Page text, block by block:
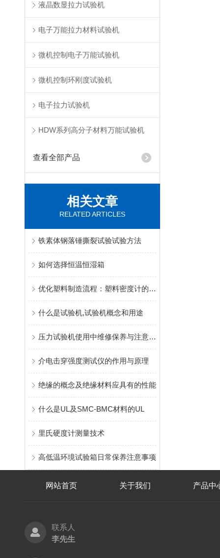
液晶数显拉力试验机
电子万能拉力材料试验机
微机控制电子万能试验机
微机控制环刚度试验机
电子拉力试验机
HDW系列高分子材料万能试验机
查看全部产品
相关文章
RELATED ARTICLES
铁素体钢落锤撕裂试验试验方法
如何选择恒温恒湿箱
优化塑料制造流程：塑料密度计的作用与重要性
什么是试验机,试验机概念和用途
压力试验机使用中维修保养与注意事项
介电击穿强度测试仪的作用与原理
绝缘的概念及绝缘材料应具有的性能
什么是UL及SMC-BMC材料的UL
里氏硬度计测量技术
高低温环境试验箱日常保养注意事项
网站首页 关于我们 产品中
联系人
李先生